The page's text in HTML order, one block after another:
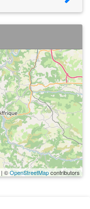
| ©OpenStreetMapcontributors